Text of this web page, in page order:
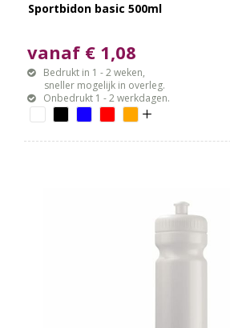
Sportbidon basic 500ml
vanaf € 1,08
Bedrukt in 1 - 2 weken,
sneller mogelijk in overleg.
Onbedrukt 1 - 2 werkdagen.